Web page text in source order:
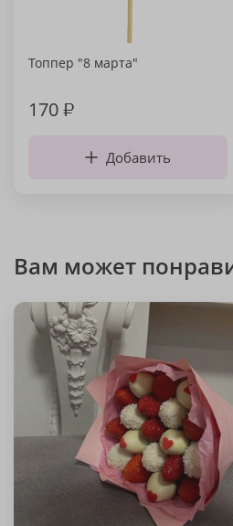
Топпер "8 марта"
170₽
Добавить
Вам может